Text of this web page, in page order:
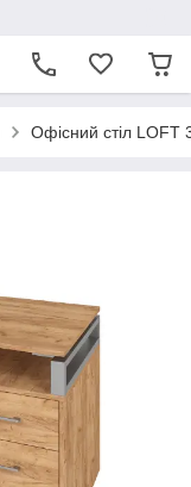
Офісний стіл LOFT